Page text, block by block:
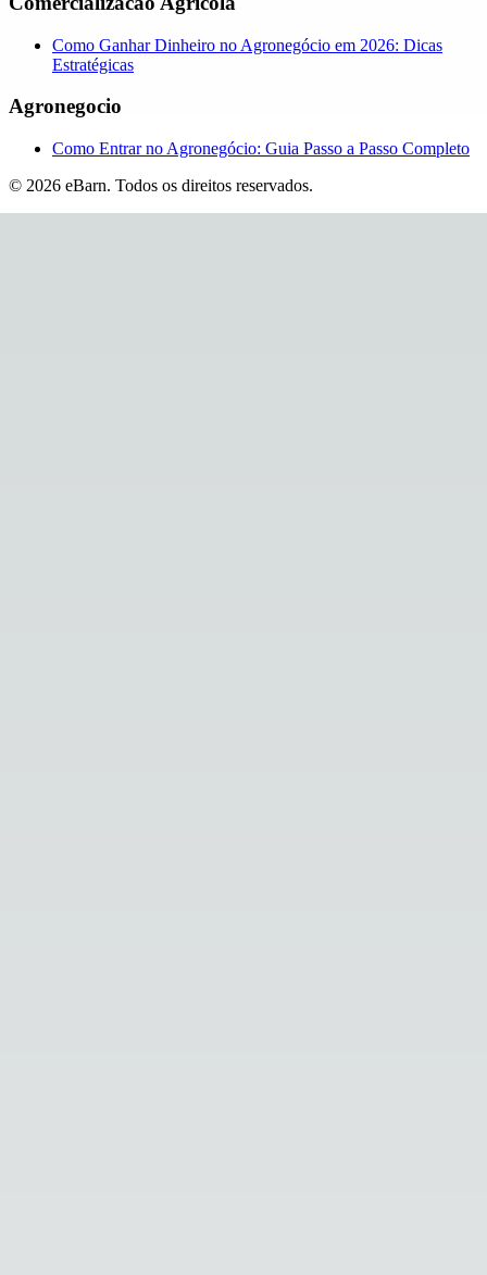
Como Ganhar Dinheiro no Agronegócio em 2026: Dicas
Estratégicas
Agronegocio
Como Entrar no Agronegócio: Guia Passo a Passo Completo
© 2026 eBarn. Todos os direitos reservados.